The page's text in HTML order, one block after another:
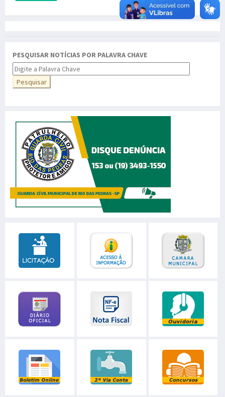
PESQUISAR NOTÍCIAS POR PALAVRA CHAVE